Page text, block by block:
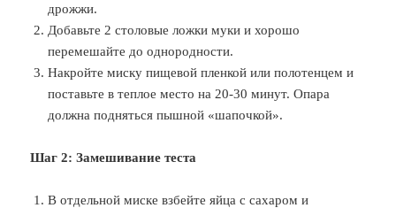
дрожжи.
Добавьте 2 столовые ложки муки и хорошо
перемешайте до однородности.
Накройте миску пищевой пленкой или полотенцем и
поставьте в теплое место на 20-30 минут. Опара
должна подняться пышной «шапочкой».
Шаг 2: Замешивание теста
В отдельной миске взбейте яйца с сахаром и